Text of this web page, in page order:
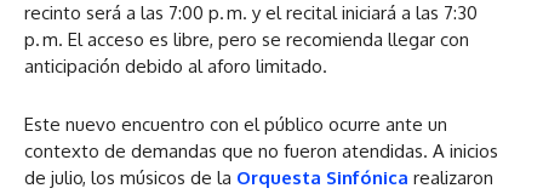
recinto será a las 7:00 p. m. y el recital iniciará a las 7:30
p. m. El acceso es libre, pero se recomienda llegar con
anticipación debido al aforo limitado.
Este nuevo encuentro con el público ocurre ante un
contexto de demandas que no fueron atendidas. A inicios
de julio, los músicos de la Orquesta Sinfónica realizaron